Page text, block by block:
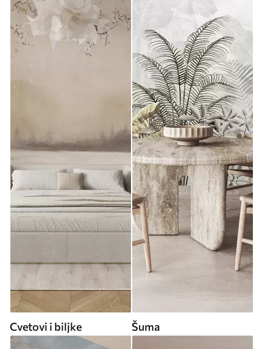
Cvetovi i biljke Šuma